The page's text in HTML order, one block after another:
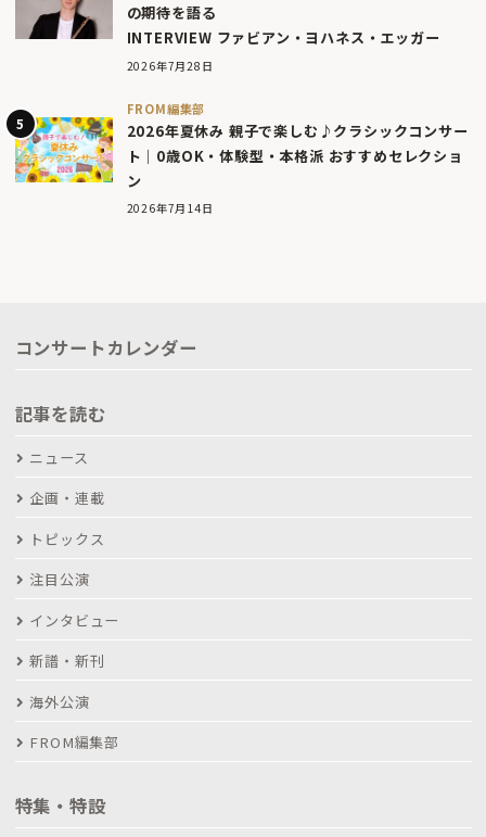
の期待を語る
INTERVIEW ファビアン・ヨハネス・エッガー
2026年7月28日
FROM編集部
2026年夏休み 親子で楽しむ♪クラシックコンサー
ト｜0歳OK・体験型・本格派 おすすめセレクショ
ン
2026年7月14日
コンサートカレンダー
記事を読む
ニュース
企画・連載
トピックス
注目公演
インタビュー
新譜・新刊
海外公演
FROM編集部
特集・特設